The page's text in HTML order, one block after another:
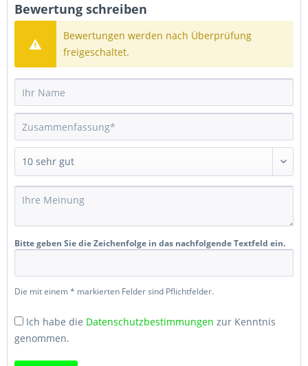
Bewertung schreiben
Bewertungen werden nach Überprüfung
freigeschaltet.
Bitte geben Sie die Zeichenfolge in das nachfolgende Textfeld ein.
Die mit einem * markierten Felder sind Pflichtfelder.
Ich habe die Datenschutzbestimmungen zur Kenntnis
genommen.